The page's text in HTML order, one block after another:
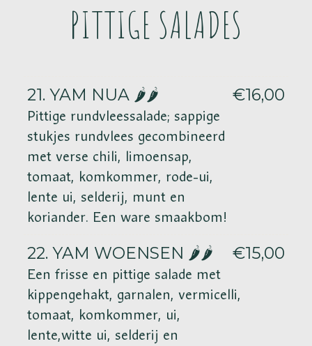
PITTIGE SALADES
21. YAM NUA 🌶️🌶️ €16,00
Pittige rundvleessalade; sappige
stukjes rundvlees gecombineerd
met verse chili, limoensap,
tomaat, komkommer, rode-ui,
lente ui, selderij, munt en
koriander. Een ware smaakbom!
22. YAM WOENSEN 🌶️🌶️ €15,00
Een frisse en pittige salade met
kippengehakt, garnalen, vermicelli,
tomaat, komkommer, ui,
lente,witte ui, selderij en